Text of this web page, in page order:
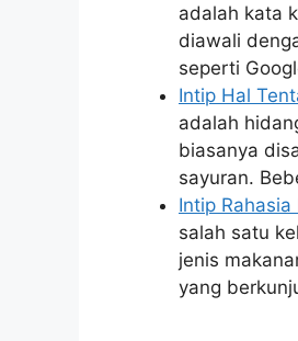
adalah kata
diawali
seperti
Intip Hal
adalah
biasanya
sayuran.
Intip
salah satu
jenis
yang